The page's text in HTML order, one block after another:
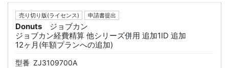
売り切り版(ライセンス) 申請書提出
Donuts
ジョブカン
ジョブカン経費精算 他シリーズ併用 追加1ID 追加
12ヶ月(年額プランへの追加)
型番 ZJ3109700A